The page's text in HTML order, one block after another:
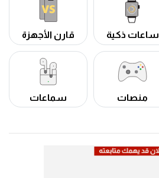
ساعات ذكية قارن الأجهزة
منصات سماعات